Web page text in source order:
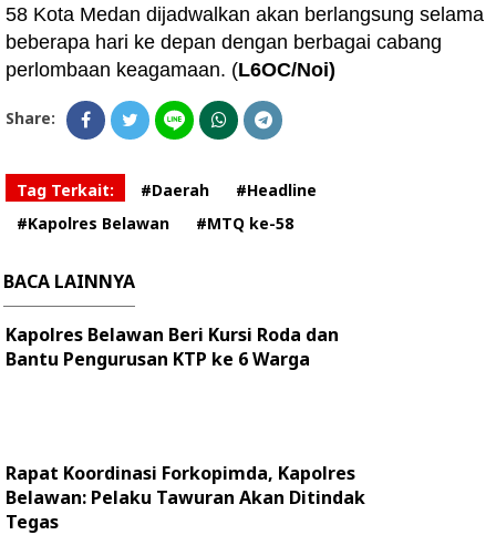
58 Kota Medan dijadwalkan akan berlangsung selama
beberapa hari ke depan dengan berbagai cabang
perlombaan keagamaan. (L6OC/Noi)
Share:
Tag Terkait: #Daerah
#Headline
#Kapolres Belawan
#MTQ ke-58
BACA LAINNYA
Kapolres Belawan Beri Kursi Roda dan
Bantu Pengurusan KTP ke 6 Warga
Rapat Koordinasi Forkopimda, Kapolres
Belawan: Pelaku Tawuran Akan Ditindak
Tegas